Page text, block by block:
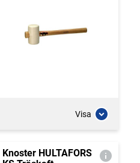
Visa
Knoster HULTAFORS